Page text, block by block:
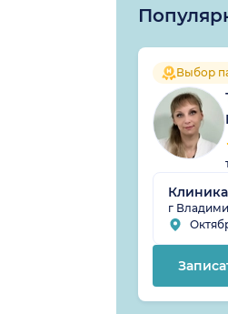
Выбор
г